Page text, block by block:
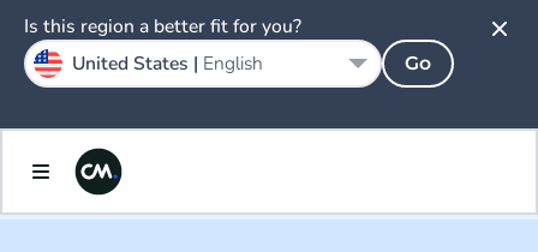
Is this region a better fit for you?
United States | English Go